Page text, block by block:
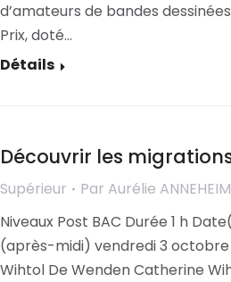
d’amateurs de bandes
Prix, doté…
Détails
Découvrir les
Supérieur Par Aurélie ANNEHEIM
Niveaux Post BAC Durée 1 h
(après-midi) vendredi 3 octobre
Wihtol De Wenden Catherine